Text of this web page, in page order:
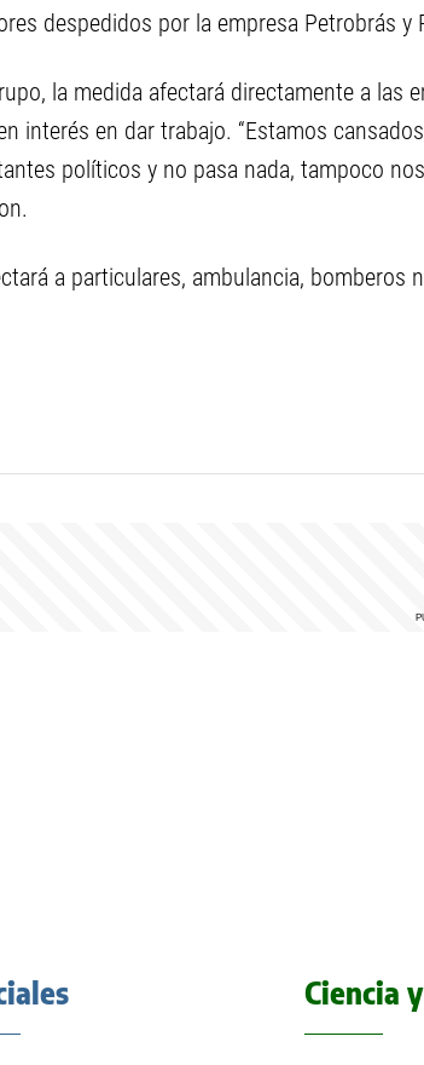
despedidos por la empresa Petrobrás y
la medida afectará directamente a las
interés en dar trabajo. “Estamos
políticos y no pasa nada, tampoco nos
a particulares, ambulancia, bomberos
Ciencia